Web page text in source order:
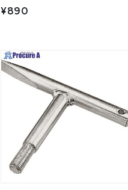
¥890